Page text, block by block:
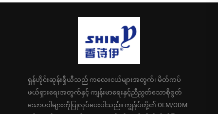
ရှန်ဟိုင်းဆုန်းရှီယီသည် ကလေးငယ်များအတွက်၊ မိတ်ကပ်
ဖယ်ရှားရေးအတွက်နှင့် ကျန်းမာရေးနှင့်ညီညွတ်သောစိုစွတ်
သောပဝါများကိုပြုလုပ်ပေးပါသည်။ ကျွန်ုပ်တို့၏ OEM/ODM